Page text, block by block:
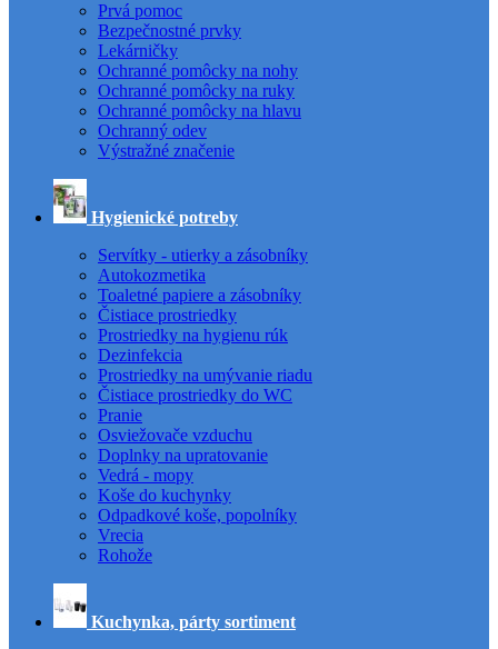
Prvá pomoc
Bezpečnostné prvky
Lekárničky
Ochranné pomôcky na nohy
Ochranné pomôcky na ruky
Ochranné pomôcky na hlavu
Ochranný odev
Výstražné značenie
Hygienické potreby
Servítky - utierky a zásobníky
Autokozmetika
Toaletné papiere a zásobníky
Čistiace prostriedky
Prostriedky na hygienu rúk
Dezinfekcia
Prostriedky na umývanie riadu
Čistiace prostriedky do WC
Pranie
Osviežovače vzduchu
Doplnky na upratovanie
Vedrá - mopy
Koše do kuchynky
Odpadkové koše, popolníky
Vrecia
Rohože
Kuchynka, párty sortiment